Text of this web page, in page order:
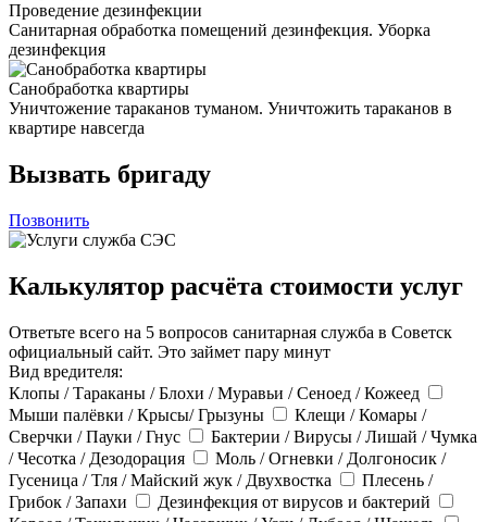
Проведение дезинфекции
Санитарная обработка помещений дезинфекция. Уборка
дезинфекция
Санобработка квартиры
Уничтожение тараканов туманом. Уничтожить тараканов в
квартире навсегда
Вызвать бригаду
Позвонить
Калькулятор расчёта стоимости услуг
Ответьте всего на 5 вопросов санитарная служба в Советск
официальный сайт. Это займет пару минут
Вид вредителя:
Клопы / Тараканы / Блохи / Муравьи / Сеноед / Кожеед
Мыши палёвки / Крысы/ Грызуны
Клещи / Комары /
Сверчки / Пауки / Гнус
Бактерии / Вирусы / Лишай / Чумка
/ Чесотка / Дезодорация
Моль / Огневки / Долгоносик /
Гусеница / Тля / Майский жук / Двухвостка
Плесень /
Грибок / Запахи
Дезинфекция от вирусов и бактерий